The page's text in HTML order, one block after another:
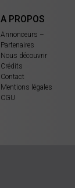
A PROPOS
Annonceurs –
Partenaires
Nous découvrir
Crédits
Contact
Mentions légales
CGU